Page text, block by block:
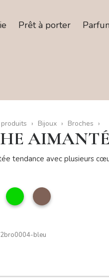
Prêt à porter
Bijoux Broches
tendance avec plusieurs
Vert taupe
bleu